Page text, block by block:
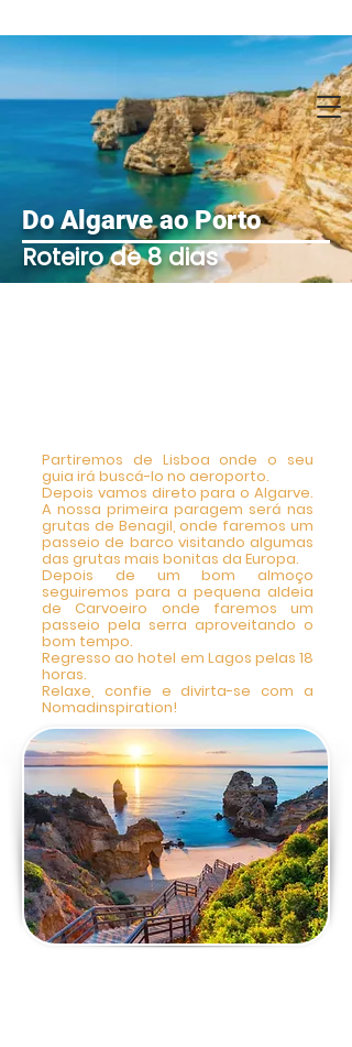
Do Algarve ao Porto
Roteiro de 8 dias
Partiremos de Lisboa onde o seu
guia irá buscá-lo no aeroporto.
Depois vamos direto para o Algarve.
A nossa primeira paragem será nas
grutas de Benagil, onde faremos um
passeio de barco visitando algumas
das grutas mais bonitas da Europa.
Depois de um bom almoço
seguiremos para a pequena aldeia
de Carvoeiro onde faremos um
passeio pela serra aproveitando o
bom tempo.
Regresso ao hotel em Lagos pelas 18
horas.
Relaxe, confie e divirta-se com a
Nomadinspiration!